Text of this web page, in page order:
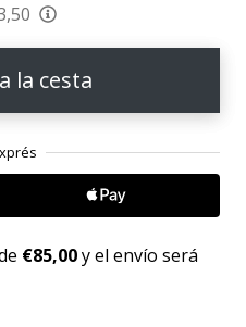
la cesta
€85,00y el envío será